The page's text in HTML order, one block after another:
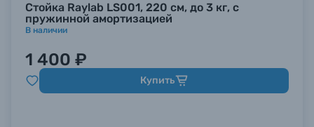
Стойка Raylab LS001, 220 см, до 3 кг, с
пружинной амортизацией
В наличии
1 400 ₽
Купить